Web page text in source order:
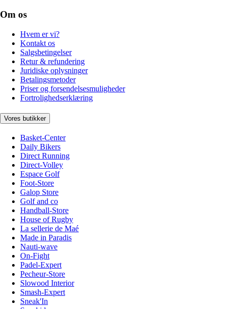
Om os
Hvem er vi?
Kontakt os
Salgsbetingelser
Retur & refundering
Juridiske oplysninger
Betalingsmetoder
Priser og forsendelsesmuligheder
Fortrolighedserklæring
Vores butikker
Basket-Center
Daily Bikers
Direct Running
Direct-Volley
Espace Golf
Foot-Store
Galop Store
Golf and co
Handball-Store
House of Rugby
La sellerie de Maé
Made in Paradis
Nauti-wave
On-Fight
Padel-Expert
Pecheur-Store
Slowood Interior
Smash-Expert
Sneak'In